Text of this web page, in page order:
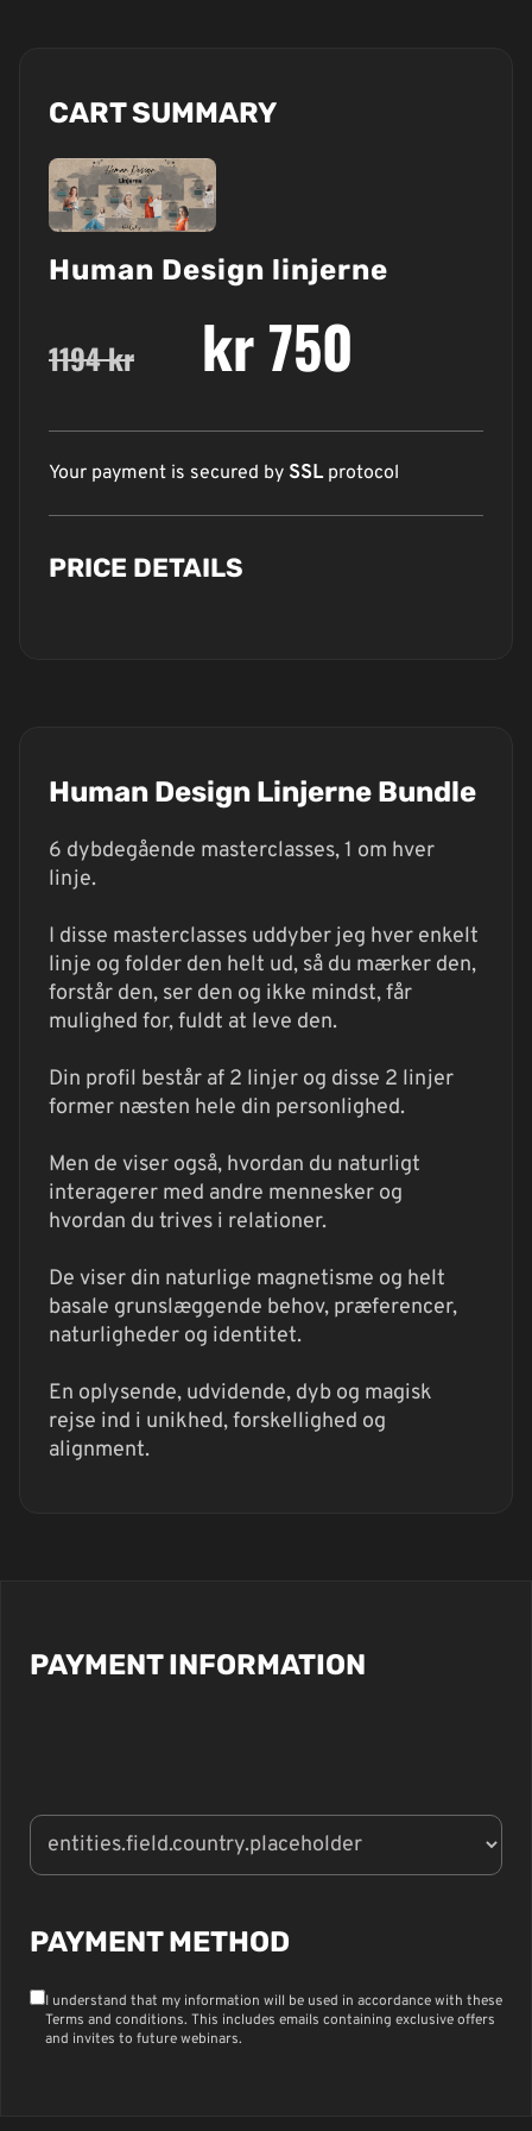
PAYMENT INFORMATION
PAYMENT METHOD
I understand that my information will be used in accordance with these
Terms and conditions. This includes emails containing exclusive offers
and invites to future webinars.
CART SUMMARY
Human Design linjerne
1194 kr kr 750
Your payment is secured by SSL protocol
PRICE DETAILS
Human Design Linjerne Bundle
6 dybdegående masterclasses, 1 om hver
linje.
I disse masterclasses uddyber jeg hver enkelt
linje og folder den helt ud, så du mærker den,
forstår den, ser den og ikke mindst, får
mulighed for, fuldt at leve den.
Din profil består af 2 linjer og disse 2 linjer
former næsten hele din personlighed.
Men de viser også, hvordan du naturligt
interagerer med andre mennesker og
hvordan du trives i relationer.
De viser din naturlige magnetisme og helt
basale grunslæggende behov, præferencer,
naturligheder og identitet.
En oplysende, udvidende, dyb og magisk
rejse ind i unikhed, forskellighed og
alignment.